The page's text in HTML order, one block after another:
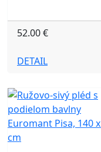
52.00 €
DETAIL